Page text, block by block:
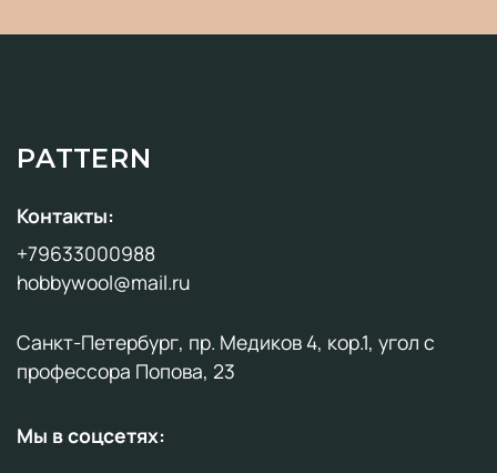
PATTERN
Контакты:
+79633000988
hobbywool@mail.ru
Санкт-Петербург, пр. Медиков 4, кор.1, угол с
профессора Попова, 23
Мы в соцсетях: